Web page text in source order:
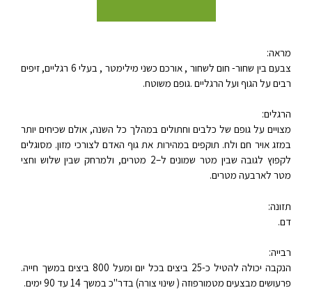
מראה:
צבעם בין שחור- חום לשחור , אורכם כשני מילימטר , בעלי 6 רגליים, זיפים
רבים על הגוף ועל הרגליים .גופם משוטח.
הרגלים:
מצויים על גופם של כלבים וחתולים במהלך כל השנה, אולם שכיחים יותר
במזג אויר חם ולח. תוקפים במהירות את גוף האדם לצורכי מזון. מסוגלים
לקפוץ לגובה שבין מטר שמונים ל–2 מטרים, ולמרחק שבין שלוש וחצי
מטר לארבעה מטרים.
תזונה:
דם.
רבייה:
הנקבה יכולה להטיל כ-25 ביצים בכל יום ומעל 800 ביצים במשך חייה.
פרעושים מבצעים מטמורפוזה ( שינוי צורה) בדר"כ במשך 14 עד 90 ימים.